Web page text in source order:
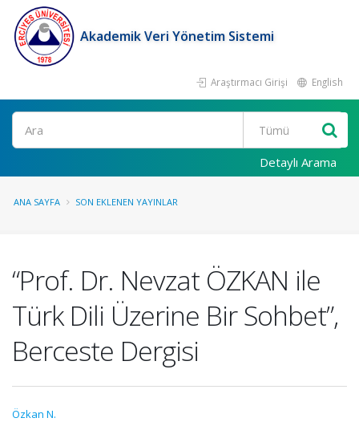
Akademik Veri Yönetim Sistemi
Araştırmacı Girişi English
Ara
Detaylı Arama
ANA SAYFA SON EKLENEN YAYINLAR
“Prof. Dr. Nevzat ÖZKAN ile
Türk Dili Üzerine Bir Sohbet”,
Berceste Dergisi
Özkan N.